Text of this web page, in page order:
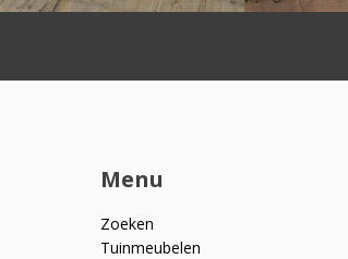
Menu
Zoeken
Tuinmeubelen